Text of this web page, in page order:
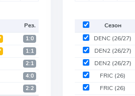
Рез.
1:0
1:1
2:1
4:0
2:2
Сезон
DENC (26/27)
DEN2 (26/27)
DEN2 (26/27)
FRIC (26)
FRIC (26)